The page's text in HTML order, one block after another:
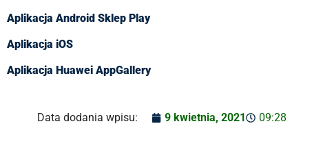
Aplikacja Android Sklep Play
Aplikacja iOS
Aplikacja Huawei AppGallery
Data dodania wpisu: 9 kwietnia, 2021 09:28